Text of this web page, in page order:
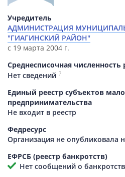
Учредитель
АДМИНИСТРАЦИЯ
"ГИАГИНСКИЙ РАЙОН"
с 19 марта 2004 г.
Среднесписочная численность
Нет сведений ?
Единый реестр субъектов
предпринимательства
Не входит в реестр
Федресурс
Организация не опубликовала
ЕФРСБ (реестр банкротств)
Нет сообщений о